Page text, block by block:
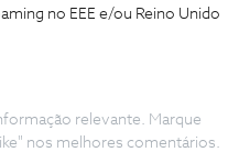
no EEE e/ou Reino Unido
relevante. Marque
nos melhores comentários.